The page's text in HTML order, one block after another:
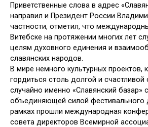
Приветственные слова в адрес
направил и Пре­зидент России
частности, отметил, что
Витебске на протяжении многих лет
целям духовного единения и
славян­ских народов.
В мире немного культурных про­ектов,
гордиться столь долгой и счастливой
случайно именно «Славянский базар»
объединяющей силой фе­стивального
рамках прошли международная
совета директоров Все­мирной